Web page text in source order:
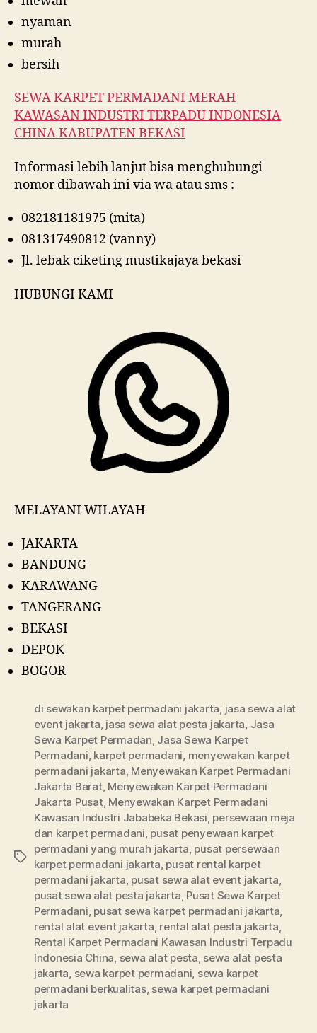
nyaman
murah
bersih
SEWA KARPET PERMADANI MERAH
KAWASAN INDUSTRI TERPADU INDONESIA
CHINA KABUPATEN BEKASI
Informasi lebih lanjut bisa menghubungi
nomor dibawah ini via wa atau sms :
082181181975 (mita)
081317490812 (vanny)
Jl. lebak ciketing mustikajaya bekasi
HUBUNGI KAMI
MELAYANI WILAYAH
JAKARTA
BANDUNG
KARAWANG
TANGERANG
BEKASI
DEPOK
BOGOR
Tags
di sewakan karpet permadani jakarta, jasa sewa alat
event jakarta, jasa sewa alat pesta jakarta, Jasa
Sewa Karpet Permadan, Jasa Sewa Karpet
Permadani, karpet permadani, menyewakan karpet
permadani jakarta, Menyewakan Karpet Permadani
Jakarta Barat, Menyewakan Karpet Permadani
Jakarta Pusat, Menyewakan Karpet Permadani
Kawasan Industri Jababeka Bekasi, persewaan meja
dan karpet permadani, pusat penyewaan karpet
permadani yang murah jakarta, pusat persewaan
karpet permadani jakarta, pusat rental karpet
permadani jakarta, pusat sewa alat event jakarta,
pusat sewa alat pesta jakarta, Pusat Sewa Karpet
Permadani, pusat sewa karpet permadani jakarta,
rental alat event jakarta, rental alat pesta jakarta,
Rental Karpet Permadani Kawasan Industri Terpadu
Indonesia China, sewa alat pesta, sewa alat pesta
jakarta, sewa karpet permadani, sewa karpet
permadani berkualitas, sewa karpet permadani
jakarta